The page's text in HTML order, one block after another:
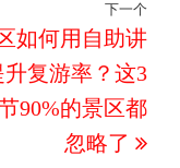
下
篇
文
下一个
如何用自助讲
复游率？这3
90%的景区都
忽略了